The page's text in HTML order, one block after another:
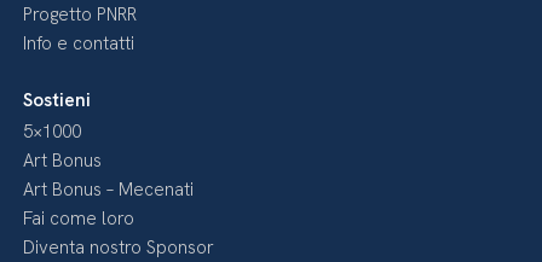
Progetto PNRR
Info e contatti
Sostieni
5×1000
Art Bonus
Art Bonus – Mecenati
Fai come loro
Diventa nostro Sponsor